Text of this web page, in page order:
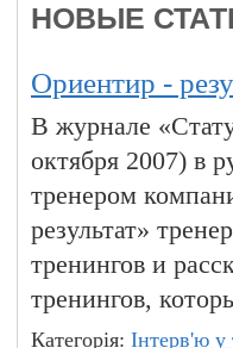
НОВЫЕ
Ориентир -
В журнале
октября 2007) в
тренером
результат»
тренингов и
тренингов,
Категорія: Інтерв'ю у